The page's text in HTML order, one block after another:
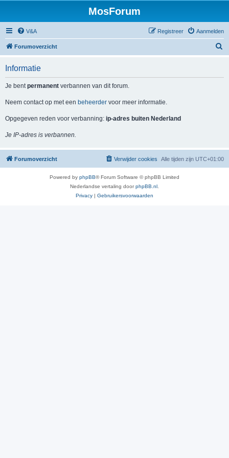
MosForum
V&A Aanmelden
Registreer
Forumoverzicht
Informatie
Je bentpermanent verbannen van dit forum.
Neem contact op met een beheerder voor meer informatie.
Opgegeven reden voor verbanning: ip-adres buiten Nederland
Je IP-adres is verbannen.
Forumoverzicht Alle tijden zijn UTC+01:00
Verwijder cookies
Powered by phpBB® Forum Software © phpBB Limited
Nederlandse vertaling doorphpBB.nl
Privacy | Gebruikersvoorwaarden